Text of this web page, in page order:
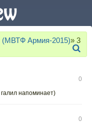
(МВТФ Армия-2015)» 3
0
галил напоминает)
0